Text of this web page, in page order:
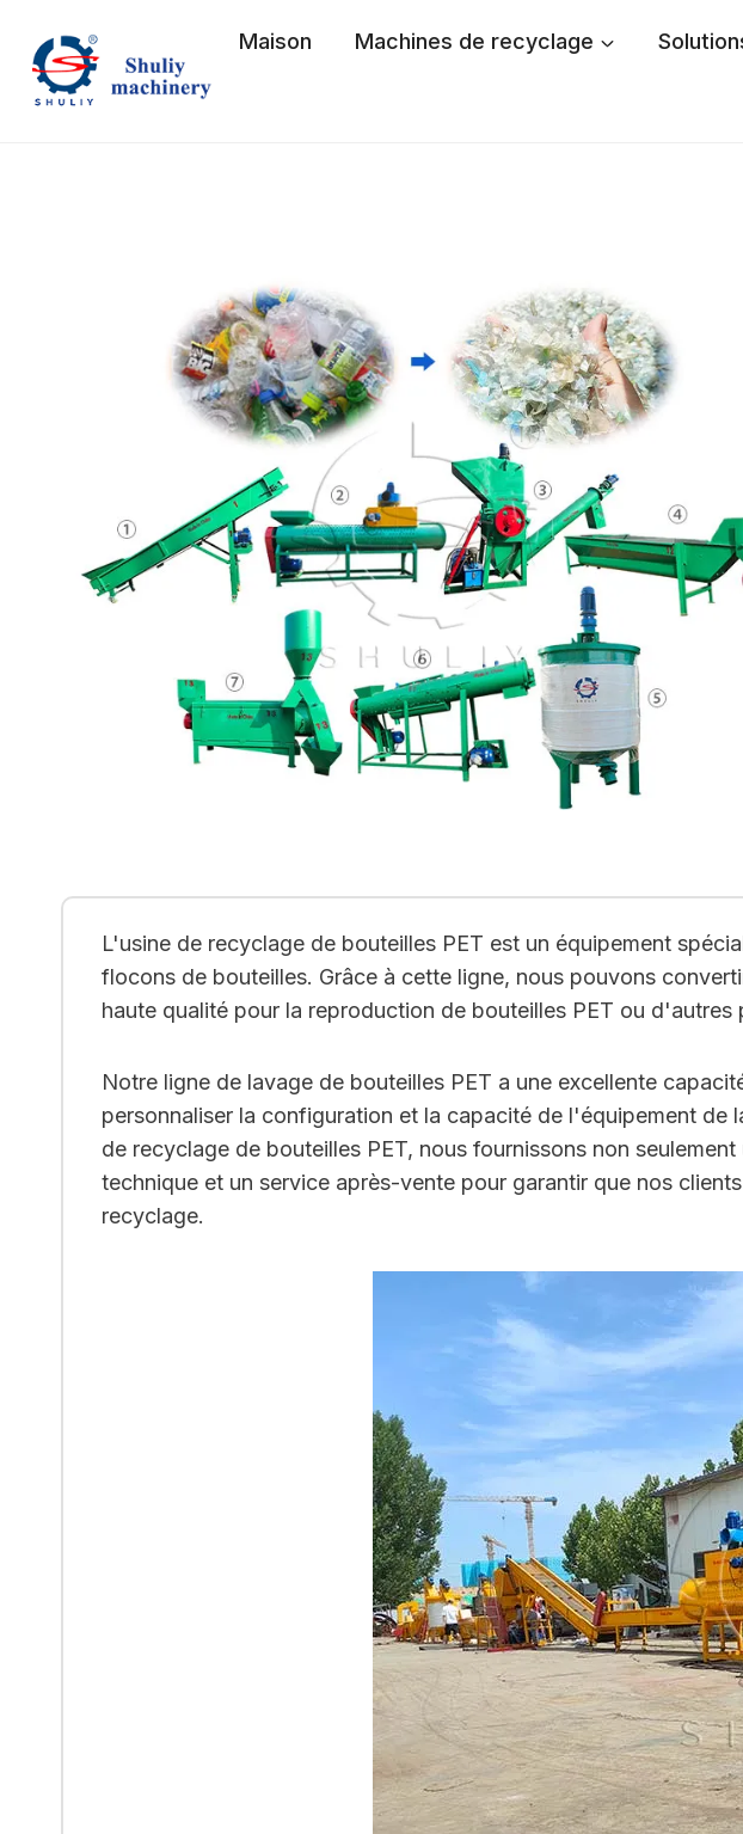
contenu
Maison Machines de recyclage
L'usine de recyclage de bouteilles PET est un équipement
flocons de bouteilles. Grâce à cette ligne, nous pouvons
haute qualité pour la reproduction de bouteilles PET ou d'autres
Notre ligne de lavage de bouteilles PET a une excellente
personnaliser la configuration et la capacité de l'équipement
de recyclage de bouteilles PET, nous fournissons non
technique et un service après-vente pour garantir que nos
recyclage.